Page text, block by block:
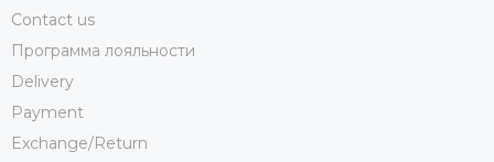
Contact us
Программа лояльности
Delivery
Payment
Exchange/Return